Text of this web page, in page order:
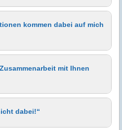
kommen dabei auf mich
mit Ihnen
dabei!“